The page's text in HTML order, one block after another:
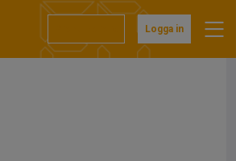
Logga in